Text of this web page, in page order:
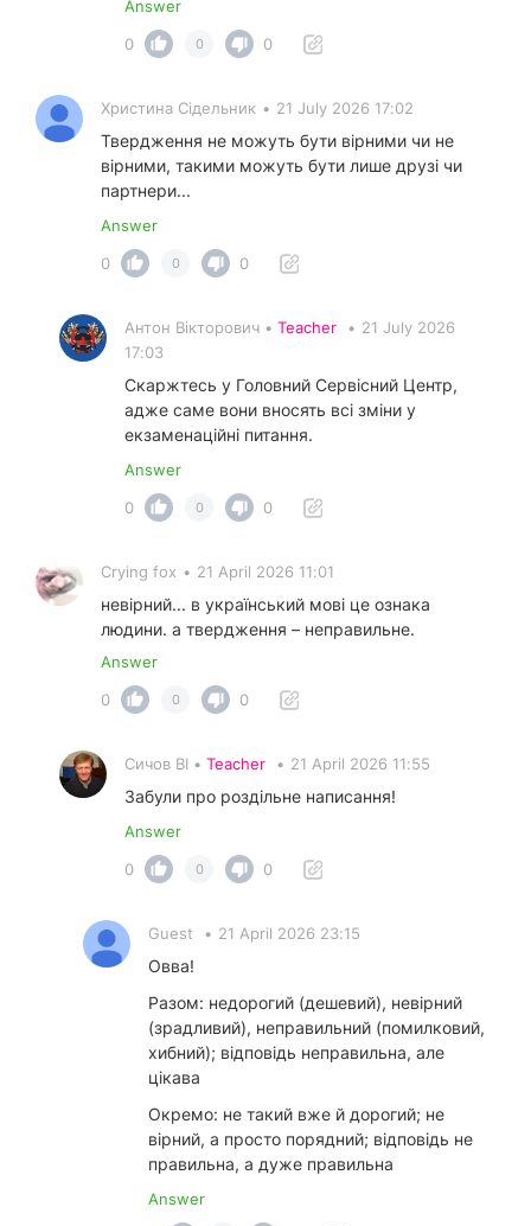
Answer
0
0 0
Христина Сідельник • 21 July 2026 17:02
Твердження не можуть бути вірними чи не
вірними, такими можуть бути лише друзі чи
партнери...
Answer
0
0 0
Антон Вікторович • Teacher • 21 July 2026
17:03
Скаржтесь у Головний Сервісний Центр,
адже саме вони вносять всі зміни у
екзаменаційні питання.
Answer
0
0 0
Crying fox • 21 April 2026 11:01
невірний... в український мові це ознака
людини. а твердження – неправильне.
Answer
0
0 0
Сичов ВІ • Teacher • 21 April 2026 11:55
Забули про роздільне написання!
Answer
0
0 0
Guest • 21 April 2026 23:15
Овва!
Разом: недорогий (дешевий), невірний
(зрадливий), неправильний (помилковий,
хибний); відповідь неправильна, але
цікава
Окремо: не такий вже й дорогий; не
вірний, а просто порядний; відповідь не
правильна, а дуже правильна
Answer